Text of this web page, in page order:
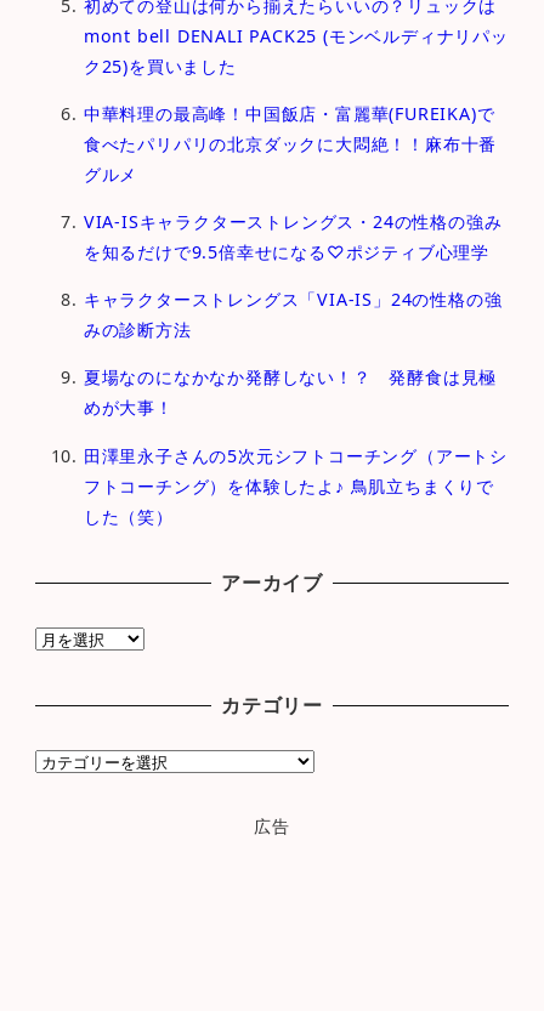
初めての登山は何から揃えたらいいの？リュックは
mont bell DENALI PACK25 (モンベルディナリパッ
ク25)を買いました
中華料理の最高峰！中国飯店・富麗華(FUREIKA)で
食べたパリパリの北京ダックに大悶絶！！麻布十番
グルメ
VIA-ISキャラクターストレングス・24の性格の強み
を知るだけで9.5倍幸せになる♡ポジティブ心理学
キャラクターストレングス「VIA-IS」24の性格の強
みの診断方法
夏場なのになかなか発酵しない！？ 発酵食は見極
めが大事！
田澤里永子さんの5次元シフトコーチング（アートシ
フトコーチング）を体験したよ♪ 鳥肌立ちまくりで
した（笑）
アーカイブ
ア
ブ
カテゴリー
カ
広告